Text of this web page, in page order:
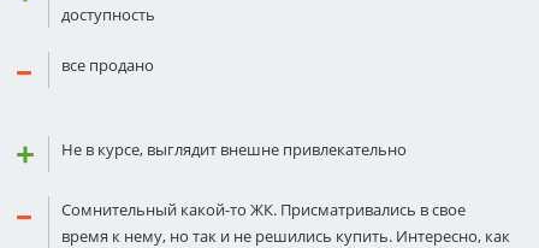
доступность
все продано
Не в курсе, выглядит внешне привлекательно
Сомнительный какой-то ЖК. Присматривались в свое
время к нему, но так и не решились купить. Интересно, как